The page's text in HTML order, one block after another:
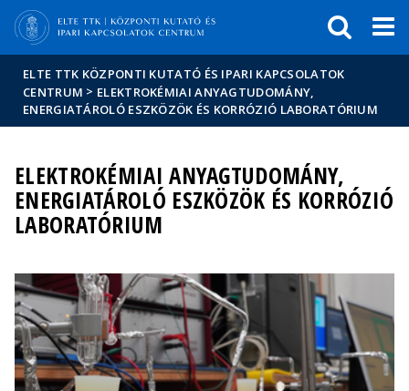
Hírek
Események
ELTE a
sajtóban
ELTE TTK KÖZPONTI KUTATÓ ÉS IPARI KAPCSOLATOK
CENTRUM > ELEKTROKÉMIAI ANYAGTUDOMÁNY,
ENERGIATÁROLÓ ESZKÖZÖK ÉS KORRÓZIÓ LABORATÓRIUM
ELEKTROKÉMIAI ANYAGTUDOMÁNY,
ENERGIATÁROLÓ ESZKÖZÖK ÉS KORRÓZIÓ
LABORATÓRIUM